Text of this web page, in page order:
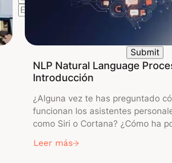
NLP Natural Language
Introducción
¿Alguna vez te has preguntado
funcionan los asistentes
como Siri o Cortana? ¿Cómo ha
sintaxis que ni tú mismo habrías
Leer más